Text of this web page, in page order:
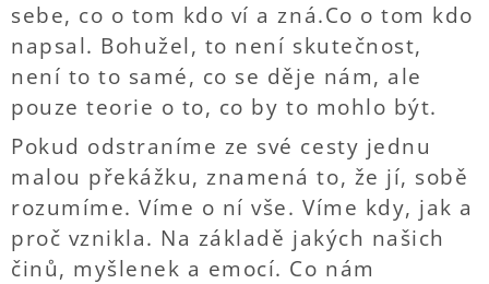
sebe, co o tom kdo ví a zná.Co o tom kdo
napsal. Bohužel, to není skutečnost,
není to to samé, co se děje nám, ale
pouze teorie o to, co by to mohlo být.
Pokud odstraníme ze své cesty jednu
malou překážku, znamená to, že jí, sobě
rozumíme. Víme o ní vše. Víme kdy, jak a
proč vznikla. Na základě jakých našich
činů, myšlenek a emocí. Co nám